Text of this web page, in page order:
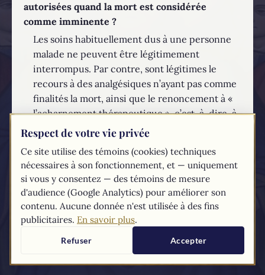
autorisées quand la mort est considérée
comme imminente ?
Les soins habituellement dus à une personne
malade ne peuvent être légitimement
interrompus. Par contre, sont légitimes le
recours à des analgésiques n’ayant pas comme
finalités la mort, ainsi que le renoncement à «
l’acharnement thérapeutique », c’est-à-dire, à
l’usage de procédés médicaux
disproportionnés et sans espoir raisonnable
d’une issue favorable.
EN SAVOIR PLUS...
Les textes duCompendiumdu catéchisme de l'Église catholique sont
tirés du
site du Vatican
Respect de votre vie privée
Ce site utilise des témoins (cookies) techniques
nécessaires à son fonctionnement, et — uniquement
si vous y consentez — des témoins de mesure
d'audience (Google Analytics) pour améliorer son
contenu. Aucune donnée n'est utilisée à des fins
publicitaires. En savoir plus.
Refuser Accepter